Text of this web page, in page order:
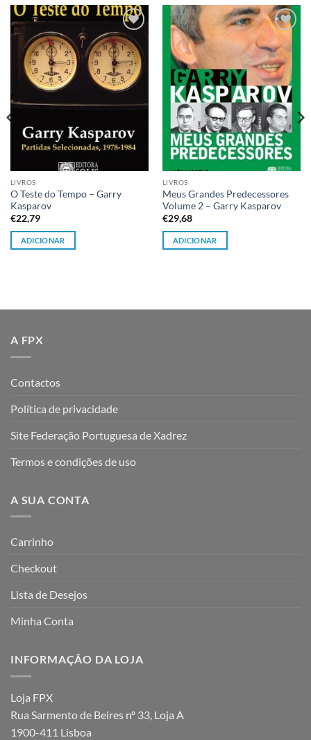
Adicionar
à lista de
desejos
LIVROS
O Teste do Tempo – Garry
Kasparov
€22,79
ADICIONAR
Adicionar
à lista de
desejos
LIVROS
Meus Grandes Predecessores
Volume 2 – Garry Kasparov
€29,68
ADICIONAR
A FPX
Contactos
Política de privacidade
Site Federação Portuguesa de Xadrez
Termos e condições de uso
A SUA CONTA
Carrinho
Checkout
Lista de Desejos
Minha Conta
INFORMAÇÃO DA LOJA
Loja FPX
Rua Sarmento de Beires nº 33, Loja A
1900-411 Lisboa